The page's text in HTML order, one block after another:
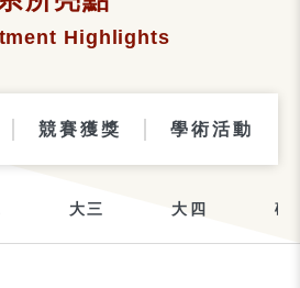
Highlights
競賽獲獎 學術活動
大三 大四 碩